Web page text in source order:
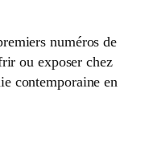
numéros de
ou exposer chez
contemporaine en